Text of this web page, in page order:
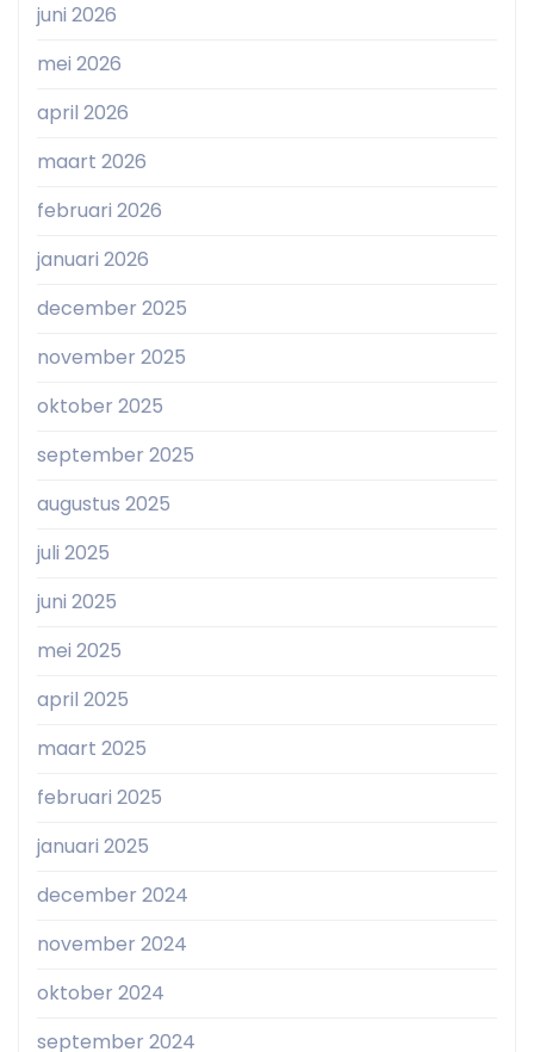
juni 2026
mei 2026
april 2026
maart 2026
februari 2026
januari 2026
december 2025
november 2025
oktober 2025
september 2025
augustus 2025
juli 2025
juni 2025
mei 2025
april 2025
maart 2025
februari 2025
januari 2025
december 2024
november 2024
oktober 2024
september 2024